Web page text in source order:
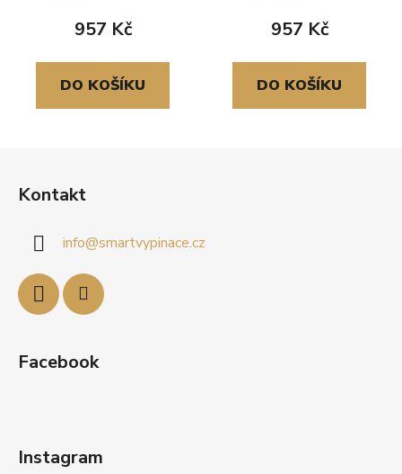
957 Kč
DO KOŠÍKU
957 Kč
DO KOŠÍKU
Kontakt
info@smartvypinace.cz
Facebook
Instagram